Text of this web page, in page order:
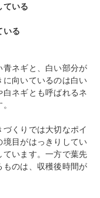
ている
いる
ネギと、白い部分が
向いているのは白い
ネギとも呼ばれるネ
くりでは大切なポイ
境目がはっきりしてい
います。一方で葉先
のは、収穫後時間が